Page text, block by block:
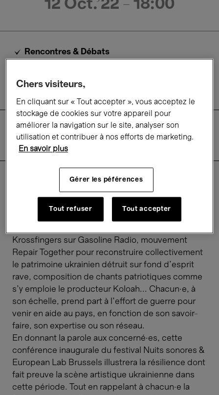
12 Oct.'22 - 18:00
Rencontres & Débats
Ukraine
Descriptif
Informations pratiques
Entrée libre
Depuis le début de l’invasion russe de l’Ukraine,
Krossfingers sur Gasoline Radio, mouvement
Repair Together pour reconstruire collectivement
le patrimoine ukrainien détruit sur fond d’esprit
rave, composition de chants patriotiques comme
s’y emploie le producteur Koloah... Chacun·e, à
son échelle, prend part à l’effort de guerre pour
venir en aide au pays, en fonction de son savoir-
faire, son expertise ou son réseau.
En donnant la parole aux concerné·es, cette
conférence inaugurale du festival Nuits sonores &
European Lab Brussels illustrera la résilience dont
fait preuve la scène artistique ukrainienne dans
cette période. Tout en rappelant à chacun·e la
Chers visiteurs,
En cliquant sur « Tout accepter », vous acceptez le
stockage de cookies sur votre appareil pour
améliorer la navigation sur le site, analyser son
utilisation et contribuer à nos efforts de marketing.
En savoir plus
Gérer les péférences
Tout refuser Tout accepter